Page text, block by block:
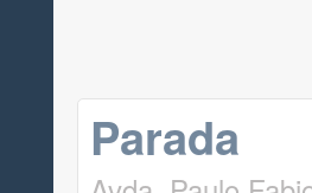
Parada